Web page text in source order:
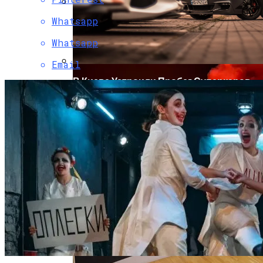
Растущая Концентрация Власти В
Руках Си Цзиньпина: Мир Не Обмануть
Коронавирус В США Оказался
Смертоноснее «испанки» 1918 Года
В Киеве Устроили Пробег Суперкаров
Whatsapp
Whatsapp
Email